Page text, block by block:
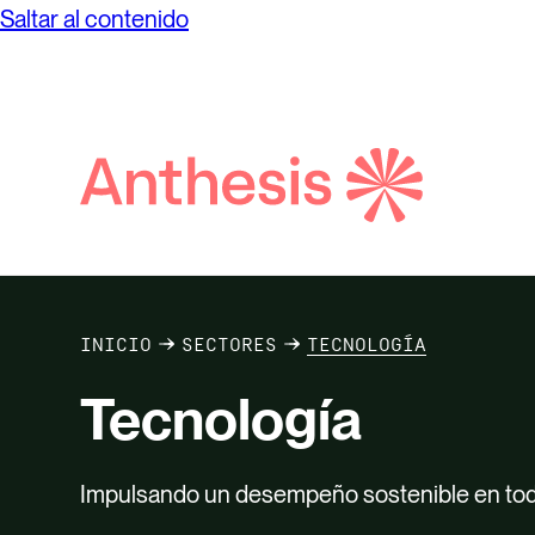
Saltar al contenido
INICIO SECTORES TECNOLOGÍA
Tecnología
Impulsando un desempeño sostenible en